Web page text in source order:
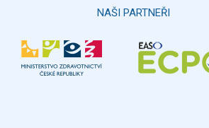
NAŠI PARTNEŘI